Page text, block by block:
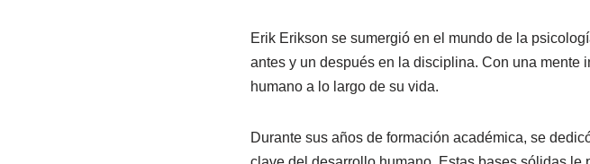
Erik Erikson se sumergió en el mundo de la
antes y un después en la disciplina. Con una
humano a lo largo de su vida.
Durante sus años de formación académica, se